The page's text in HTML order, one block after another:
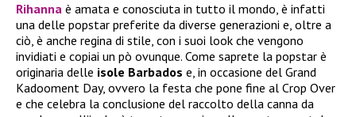
Rihanna è amata e conosciuta in tutto il mondo, è infatti
una delle popstar preferite da diverse generazioni e, oltre a
ciò, è anche regina di stile, con i suoi look che vengono
invidiati e copiai un pò ovunque. Come saprete la popstar è
originaria delle isole Barbados e, in occasione del Grand
Kadooment Day, ovvero la festa che pone fine al Crop Over
e che celebra la conclusione del raccolto della canna da